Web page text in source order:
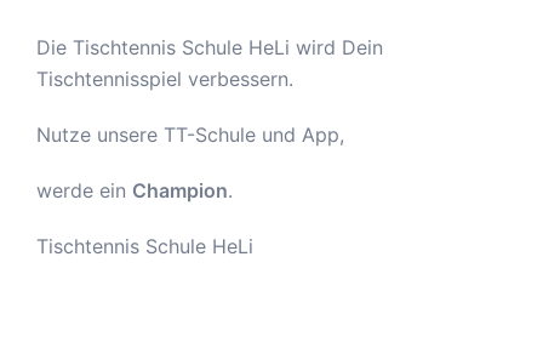
Die Tischtennis Schule HeLi wird Dein
Tischtennisspiel verbessern.
Nutze unsere TT-Schule und App,
werde ein Champion.
Tischtennis Schule HeLi